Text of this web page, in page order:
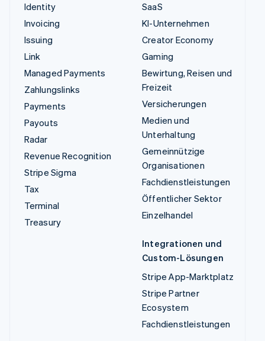
Identity
Invoicing
Issuing
Link
Managed Payments
Zahlungslinks
Payments
Payouts
Radar
Revenue Recognition
Stripe Sigma
Tax
Terminal
Treasury
SaaS
KI-Unternehmen
Creator Economy
Gaming
Bewirtung, Reisen und
Freizeit
Versicherungen
Medien und
Unterhaltung
Gemeinnützige
Organisationen
Fachdienstleistungen
Öffentlicher Sektor
Einzelhandel
Integrationen und
Custom-Lösungen
Stripe App-Marktplatz
Stripe Partner
Ecosystem
Fachdienstleistungen